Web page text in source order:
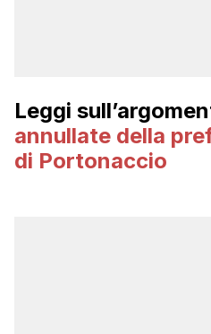
Leggi
annullate della
di Portonaccio